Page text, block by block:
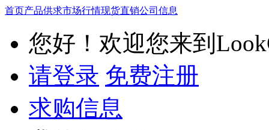
首页产品供求市场行情现货直销公司信息
您好！欢迎您来到
请登录 免费注册
求购信息